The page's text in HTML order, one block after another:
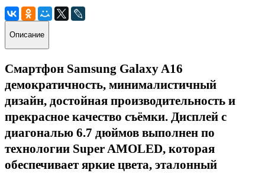
Описание
Смартфон Samsung Galaxy A16
демократичность, минималистичный
дизайн, достойная производительность и
прекрасное качество съёмки. Дисплей с
диагональю 6.7 дюймов выполнен по
технологии Super AMOLED, которая
обеспечивает яркие цвета, эталонный